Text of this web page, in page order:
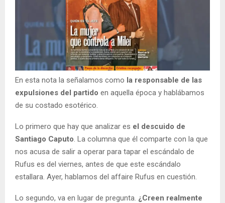
En esta nota la señalamos como la responsable de las
expulsiones del partido en aquella época y hablábamos
de su costado esotérico.
Lo primero que hay que analizar es el descuido de
Santiago Caputo. La columna que él comparte con la que
nos acusa de salir a operar para tapar el escándalo de
Rufus es del viernes, antes de que este escándalo
estallara. Ayer, hablamos del affaire Rufus en cuestión.
Lo segundo, va en lugar de pregunta. ¿Creen realmente